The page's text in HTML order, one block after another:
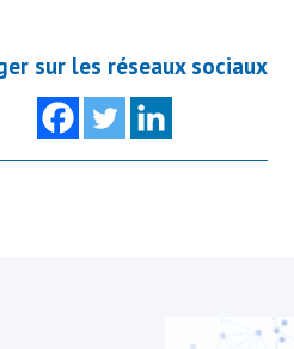
sur les réseaux sociaux